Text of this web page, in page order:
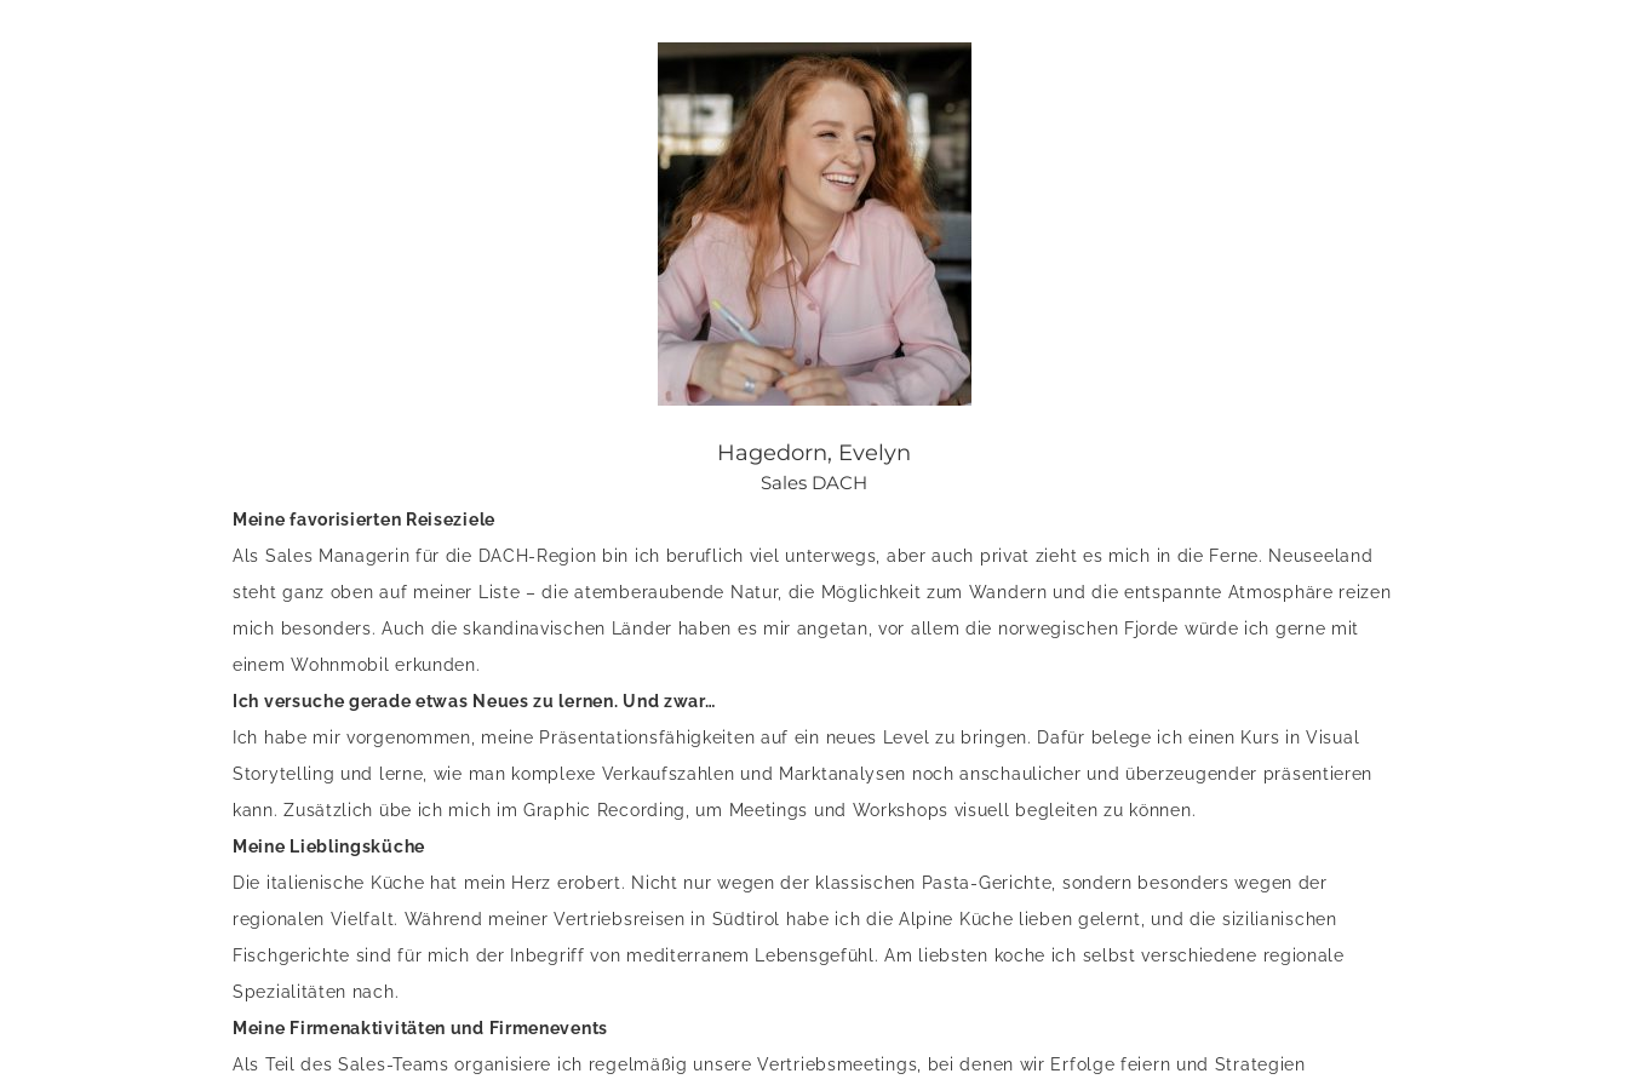
Hagedorn, Evelyn
Sales DACH
Meine favorisierten Reiseziele
Als Sales Managerin für die DACH-Region bin ich beruflich viel unterwegs, aber auch privat zieht es mich in die Ferne. Neuseeland
steht ganz oben auf meiner Liste – die atemberaubende Natur, die Möglichkeit zum Wandern und die entspannte Atmosphäre reizen
mich besonders. Auch die skandinavischen Länder haben es mir angetan, vor allem die norwegischen Fjorde würde ich gerne mit
einem Wohnmobil erkunden.
Ich versuche gerade etwas Neues zu lernen. Und zwar…
Ich habe mir vorgenommen, meine Präsentationsfähigkeiten auf ein neues Level zu bringen. Dafür belege ich einen Kurs in Visual
Storytelling und lerne, wie man komplexe Verkaufszahlen und Marktanalysen noch anschaulicher und überzeugender präsentieren
kann. Zusätzlich übe ich mich im Graphic Recording, um Meetings und Workshops visuell begleiten zu können.
Meine Lieblingsküche
Die italienische Küche hat mein Herz erobert. Nicht nur wegen der klassischen Pasta-Gerichte, sondern besonders wegen der
regionalen Vielfalt. Während meiner Vertriebsreisen in Südtirol habe ich die Alpine Küche lieben gelernt, und die sizilianischen
Fischgerichte sind für mich der Inbegriff von mediterranem Lebensgefühl. Am liebsten koche ich selbst verschiedene regionale
Spezialitäten nach.
Meine Firmenaktivitäten und Firmenevents
Als Teil des Sales-Teams organisiere ich regelmäßig unsere Vertriebsmeetings, bei denen wir Erfolge feiern und Strategien